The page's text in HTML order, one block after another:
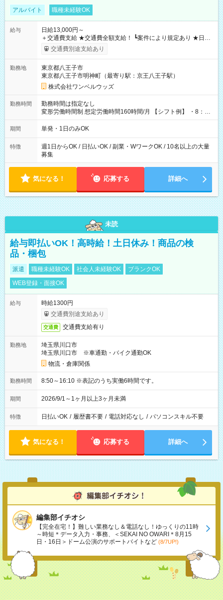
アルバイト 職種未経験OK
給与
日給13,000円～
＋交通費支給 ★交通費全額支給！ ┗案件により規定あり ★日払
いOK！（規定あり） ┗働いたその日に現金GET♪ お仕事後はコ
ンビニATMから 日払い分を引き落とせます！ 【試用期間】試
交通費別途支給あり
勤務地
東京都八王子市
東京都八王子市明神町（最寄り駅：京王八王子駅）
株式会社ワンベルウッズ
勤務時間
勤務時間は指定なし
変形労働時間制 想定労働時間160時間/月 【シフト例】 ・8：00
～21：00
期間 単発・1日のみOK
特徴
週1日からOK / 日払いOK / 副業・WワークOK / 10名以上の大量
募集
気になる！ 応募する 詳細へ
未読
給与即払いOK！高時給！土日休み！商品の検
品・梱包
派遣 職種未経験OK 社会人未経験OK
ブランクOK
WEB登録・面接OK
給与
時給1300円
交通費別途支給あり
交通費 交通費支給有り
勤務地
埼玉県川口市
埼玉県川口市 ※車通勤・バイク通勤OK
物流・倉庫関係
勤務時間 8:50～16:10 ※表記のうち実働6時間です。
期間 2026/9/1～1ヶ月以上3ヶ月未満
特徴 日払いOK / 履歴書不要 / 電話対応なし / パソコンスキル不要
気になる！ 応募する 詳細へ
編集部イチオシ
【完全在宅！】難しい業務なし＆電話なし！ゆっくりの11時
～時短＊データ入力・事務、＜SEKAI NO OWARI＊8月15
日・16日＞ドーム公演のサポートバイトなど (8/7UP!)